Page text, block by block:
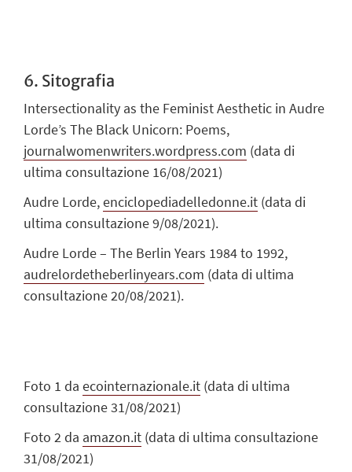
6. Sitografia
Intersectionality as the Feminist Aesthetic in Audre
Lorde’s The Black Unicorn: Poems,
journalwomenwriters.wordpress.com (data di
ultima consultazione 16/08/2021)
Audre Lorde,enciclopediadelledonne.it (data di
ultima consultazione 9/08/2021).
Audre Lorde – The Berlin Years 1984 to 1992,
audrelordetheberlinyears.com (data di ultima
consultazione 20/08/2021).
Foto 1 da ecointernazionale.it (data di ultima
consultazione 31/08/2021)
Foto 2 da amazon.it (data di ultima consultazione
31/08/2021)